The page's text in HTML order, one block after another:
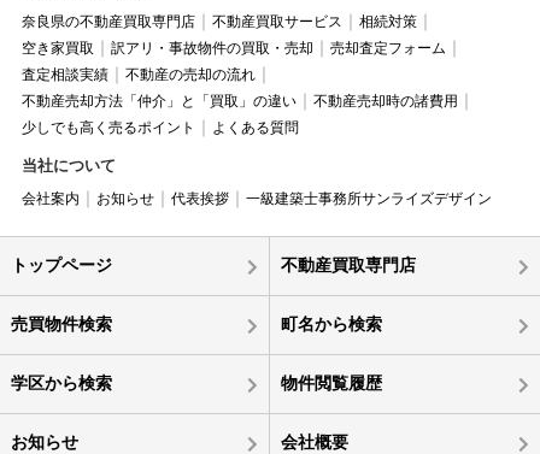
奈良県の不動産買取専門店 不動産買取サービス
相続対策
空き家買取
訳アリ・事故物件の買取・売却
売却査定フォーム
査定相談実績
不動産の売却の流れ
不動産売却方法「仲介」と「買取」の違い
不動産売却時の諸費用
少しでも高く売るポイント
よくある質問
当社について
会社案内 お知らせ 代表挨拶 一級建築士事務所サンライズデザイン
トップページ 不動産買取専門店
売買物件検索 町名から検索
学区から検索 物件閲覧履歴
お知らせ 会社概要